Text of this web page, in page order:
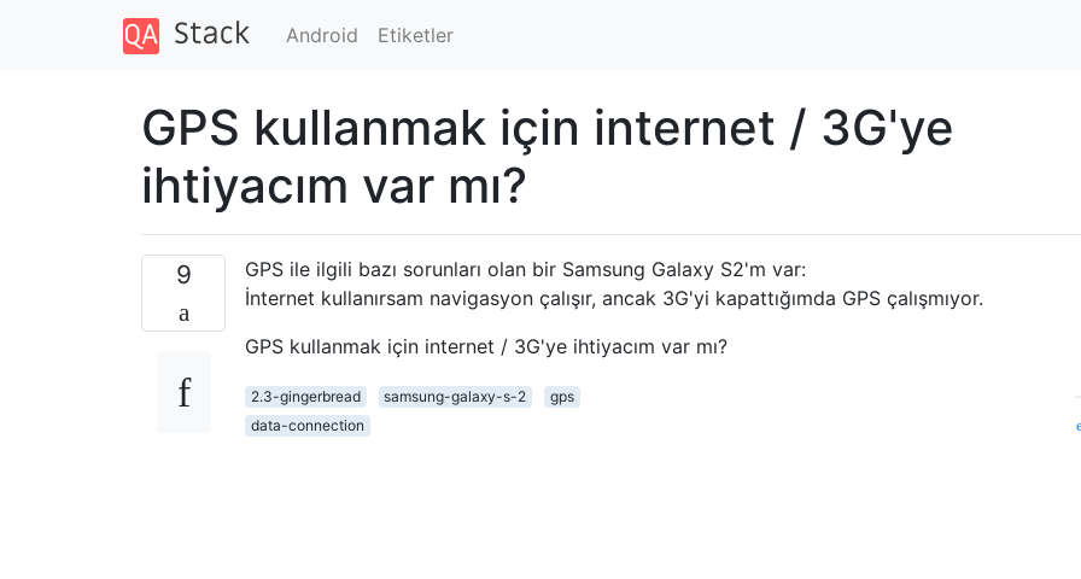
Android Etiketler
GPS kullanmak için internet / 3G'ye
ihtiyacım var mı?
9
GPS ile ilgili bazı sorunları olan bir Samsung Galaxy S2'm var:
İnternet kullanırsam navigasyon çalışır, ancak 3G'yi kapattığımda GPS çalışmıyor.
GPS kullanmak için internet / 3G'ye ihtiyacım var mı?
2.3-gingerbread samsung-galaxy-s-2
gps
data-connection